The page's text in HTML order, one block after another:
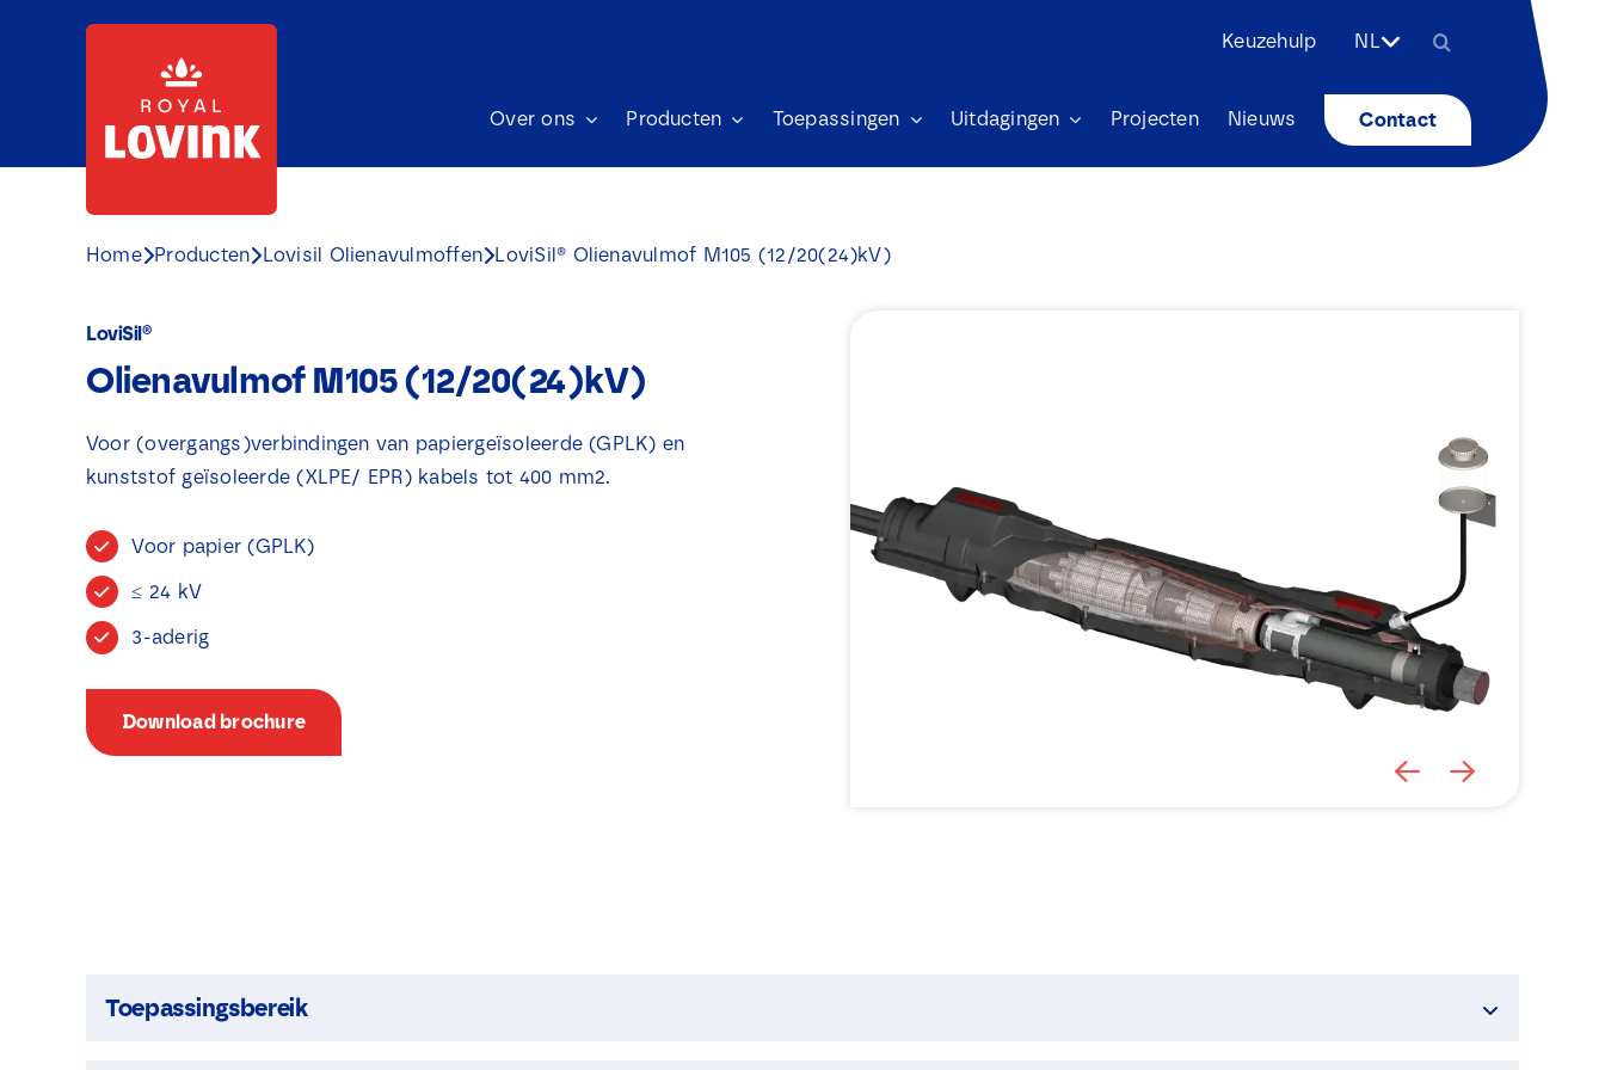
Keuzehulp NL
naar:
Over ons Producten Toepassingen Uitdagingen Projecten Nieuws Contact
Home Producten Lovisil Olienavulmoffen LoviSil® Olienavulmof M105 (12/20(24)kV)
LoviSil®
Olienavulmof M105 (12/20(24)kV)
Voor (overgangs)verbindingen van papiergeïsoleerde (GPLK) en
kunststof geïsoleerde (XLPE/ EPR) kabels tot 400 mm2.
Voor papier (GPLK)
≤ 24 kV
3-aderig
Download brochure
Toepassingsbereik